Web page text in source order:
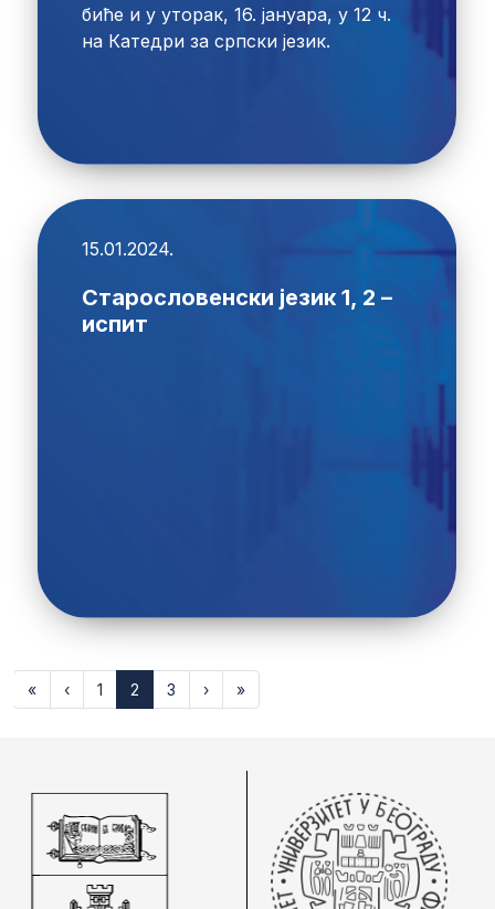
биће и у уторак, 16. јануара, у 12 ч.
на Катедри за српски језик.
15.01.2024.
Старословенски језик 1, 2 –
испит
« ‹ 1 2 3 › »